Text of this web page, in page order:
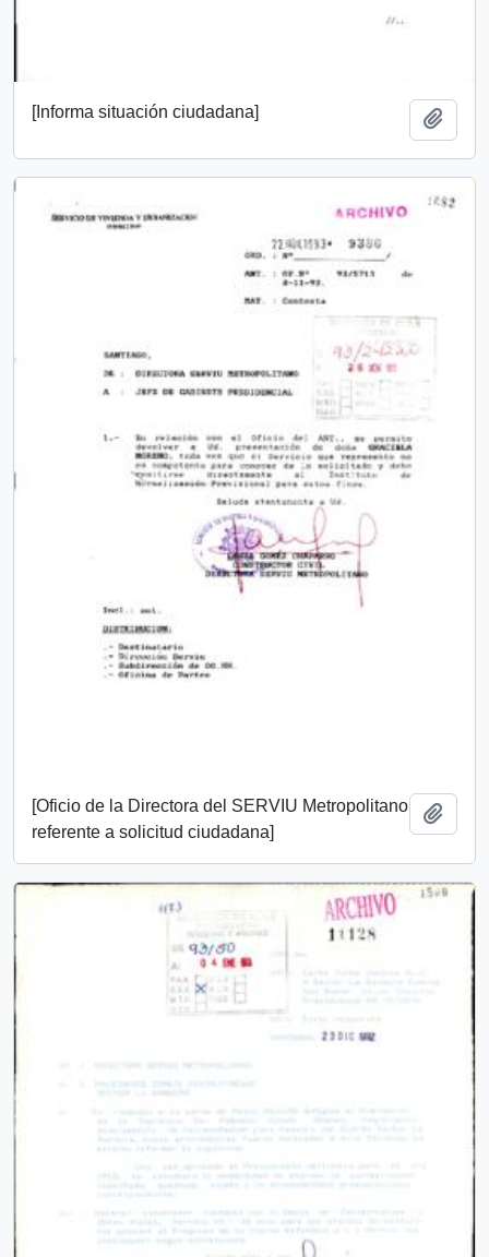
[Informa situación ciudadana]
[Oficio de la Directora del SERVIU Metropolitano
referente a solicitud ciudadana]